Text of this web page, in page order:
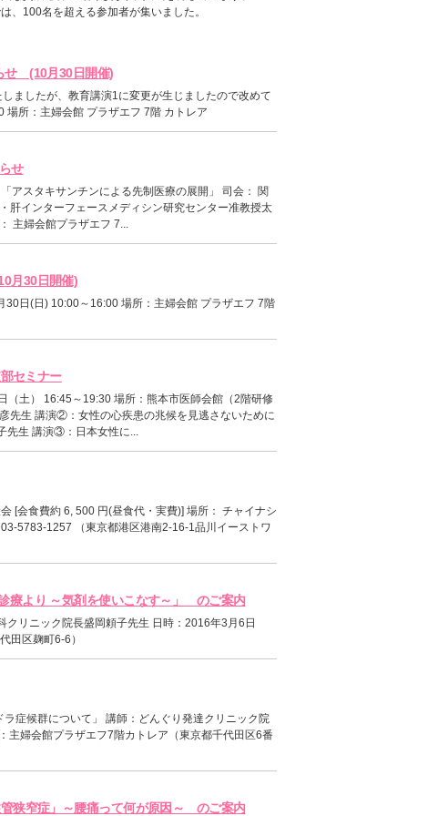
、100名を超える参加者が集いました。
せ (10月30日開催)
ましたが、教育講演1に変更が生じましたので改めて
所：主婦会館 プラザエフ 7階 カトレア
せ
アスタキサンチンによる先制医療の展開」 司会： 関
肝インターフェースメディシン研究センター准教授太
主婦会館プラザエフ 7...
月30日開催)
日(日) 10:00～16:00 場所：主婦会館 プラザエフ 7階
セミナー
（土） 16:45～19:30 場所：熊本市医師会館（2階研修
先生 講演②：女性の心疾患の兆候を見逃さないために
先生 講演③：日本女性に...
[会食費約 6, 500 円(昼食代・実費)] 場所： チャイナシ
5783-1257 （東京都港区港南2-16-1品川イーストワ
より ～気剤を使いこなす～」 のご案内
クリニック院長盛岡頼子先生 日時：2016年3月6日
田区麹町6-6）
症候群について」 講師：どんぐり発達クリニック院
婦会館プラザエフ7階カトレア（東京都千代田区6番
狭窄症」～腰痛って何が原因～ のご案内